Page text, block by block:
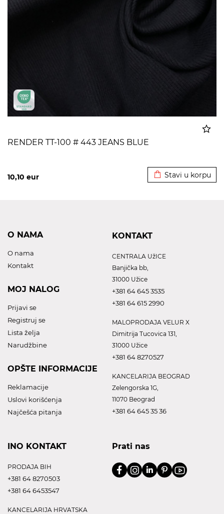
RENDER TT-100 # 443 JEANS BLUE
10,10 eur Stavi u korpu
O NAMA
O nama
Kontakt
MOJ NALOG
Prijavi se
Registruj se
Lista želja
Narudžbine
OPŠTE INFORMACIJE
Reklamacije
Uslovi korišćenja
Najčešća pitanja
KONTAKT
CENTRALA UžICE
Banjička bb,
31000 Užice
+381 64 645 3535
+381 64 615 2990
MALOPRODAJA VELUR X
Dimitrija Tucovica 131,
31000 Užice
+381 64 8270527
KANCELARIJA BEOGRAD
Zelengorska 1G,
11070 Beograd
+381 64 645 35 36
INO KONTAKT
PRODAJA BIH
+381 64 8270503
+381 64 6453547
KANCELARIJA HRVATSKA
Prati nas